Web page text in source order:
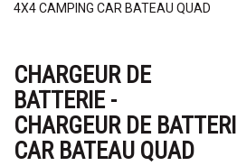
4X4 CAMPING CAR BATEAU QUAD
CHARGEUR DE
BATTERIE -
CHARGEUR DE
CAR BATEAU QUAD